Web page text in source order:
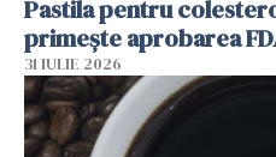
Pastila pentru
primește aprobarea
31 IULIE 2026